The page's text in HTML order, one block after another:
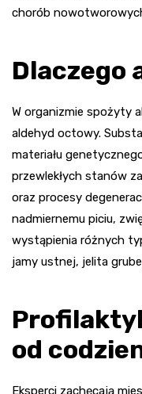
chorób
Dlaczego
W organizmie spożyty
aldehyd octowy.
materiału
przewlekłych stanów
oraz procesy
nadmiernemu piciu,
wystąpienia różnych
jamy ustnej, jelita
od